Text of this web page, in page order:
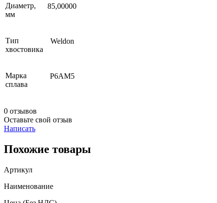
Диаметр,
мм
85,00000
Тип
хвостовика
Weldon
Марка
сплава
Р6АМ5
0 отзывов
Оставьте свой отзыв
Написать
Похожие товары
Артикул
Наименование